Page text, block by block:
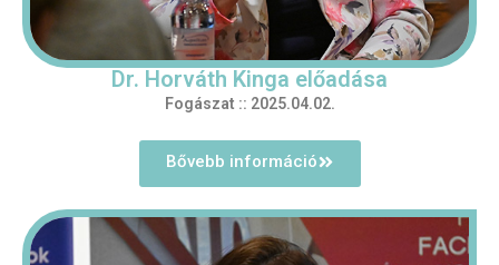
Dr. Horváth Kinga előadása
Fogászat :: 2025.04.02.
Bővebb információ